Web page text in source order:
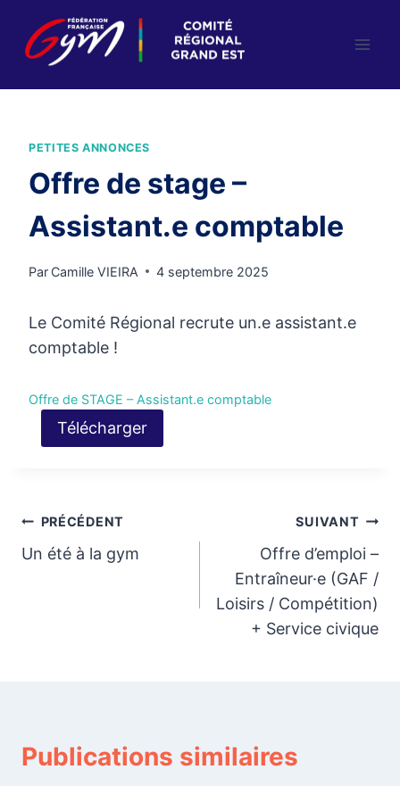
contenu
PETITES ANNONCES
Offre de stage –
Assistant.e comptable
Par Camille VIEIRA 4 septembre 2025
Le Comité Régional recrute un.e assistant.e
comptable !
Offre de STAGE – Assistant.e comptable
Télécharger
Navigation
de
PRÉCÉDENT
Un été à la gym
SUIVANT
Offre d’emploi –
Entraîneur·e (GAF /
Loisirs / Compétition)
+ Service civique
Publications similaires